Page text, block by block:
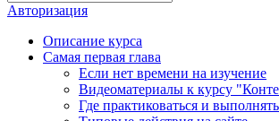
Авторизация
Описание курса
Самая первая глава
Если нет времени на изучение
Видеоматериалы к курсу
Где практиковаться и